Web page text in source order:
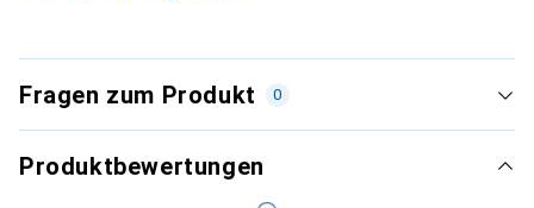
Fragen zum Produkt 0
Produktbewertungen